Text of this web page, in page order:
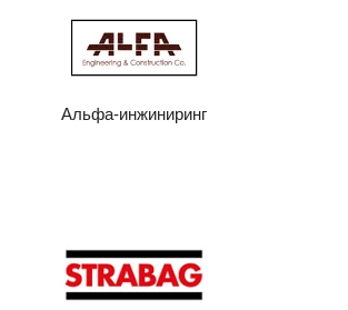
Альфа-инжиниринг